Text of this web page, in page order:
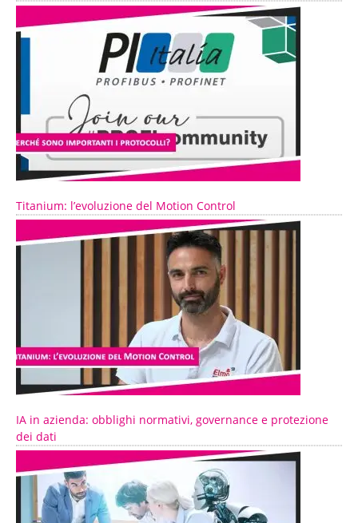
Titanium: l’evoluzione del Motion Control
IA in azienda: obblighi normativi, governance e protezione
dei dati